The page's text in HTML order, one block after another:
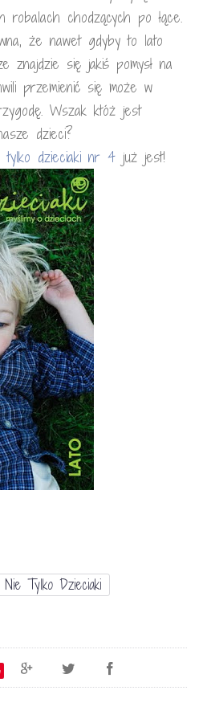
robalach chodzących po łące.
że nawet gdyby to lato
znajdzie się jakiś pomysł na
przemienić się może w
Wszak któż jest
dzieci?
tylko dzieciaki nr 4 już jest!
Tylko Dzieciaki